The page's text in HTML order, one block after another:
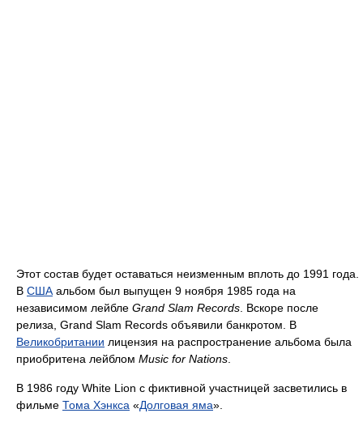
Этот состав будет оставаться неизменным вплоть до 1991 года.
В США альбом был выпущен 9 ноября 1985 года на
независимом лейбле Grand Slam Records . Вскоре после
релиза, Grand Slam Records объявили банкротом. В
Великобритании лицензия на распространение альбома была
приобритена лейблом Music for Nations
В 1986 году White Lion с фиктивной участницей засветились в
фильме Тома Хэнкса «Долговая яма».